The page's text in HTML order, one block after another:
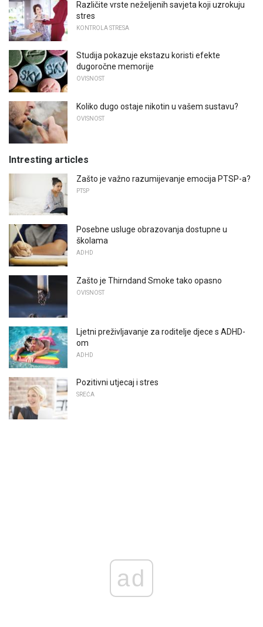
Različite vrste neželjenih savjeta koji uzrokuju
stres
KONTROLA STRESA
Studija pokazuje ekstazu koristi efekte
dugoročne memorije
OVISNOST
Koliko dugo ostaje nikotin u vašem sustavu?
OVISNOST
Intresting articles
Zašto je važno razumijevanje emocija PTSP-a?
PTSP
Posebne usluge obrazovanja dostupne u
školama
ADHD
Zašto je Thirndand Smoke tako opasno
OVISNOST
Ljetni preživljavanje za roditelje djece s ADHD-
om
ADHD
Pozitivni utjecaj i stres
SREĆA
ad